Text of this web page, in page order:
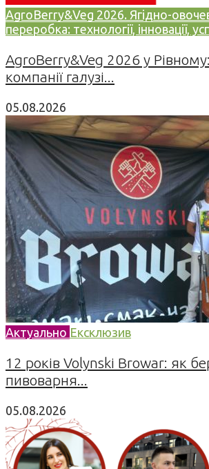
AgroBerry&Veg 2026. Ягідно-
переробка: технології, інновації,
AgroBerry&Veg 2026 у
компанії галузі...
05.08.2026
Актуально Ексклюзив
12 років Volynski Browar: як
пивоварня...
05.08.2026